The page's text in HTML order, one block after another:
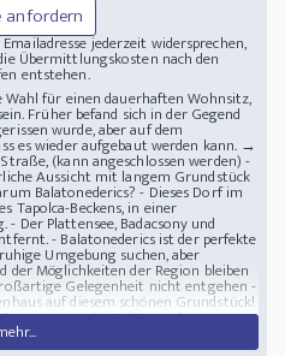
anfordern
jederzeit widersprechen,
Übermittlungskosten nach den
entstehen.
Wahl für einen dauerhaften Wohnsitz,
Früher befand sich in der Gegend
wurde, aber auf dem
es wieder aufgebaut werden kann. →
(kann angeschlossen werden) -
Aussicht mit langem Grundstück
Balatonederics? - Dieses Dorf im
Tapolca-Beckens, in einer
Der Plattensee, Badacsony und
- Balatonederics ist der perfekte
Umgebung suchen, aber
der Möglichkeiten der Region bleiben
Gelegenheit nicht entgehen -
auf diesem schönen Grundstück!
uns gerne kontaktieren!
Plattensee ein Grundstück mit